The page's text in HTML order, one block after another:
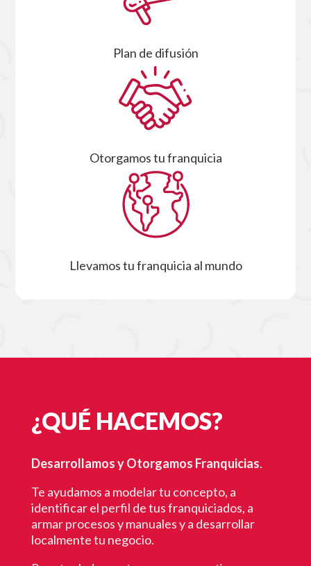
Plan de difusión
Otorgamos tu franquicia
Llevamos tu franquicia al mundo
¿QUÉ HACEMOS?
Desarrollamos y Otorgamos Franquicias.
Te ayudamos a modelar tu concepto, a
identificar el perfil de tus franquiciados, a
armar procesos y manuales y a desarrollar
localmente tu negocio.